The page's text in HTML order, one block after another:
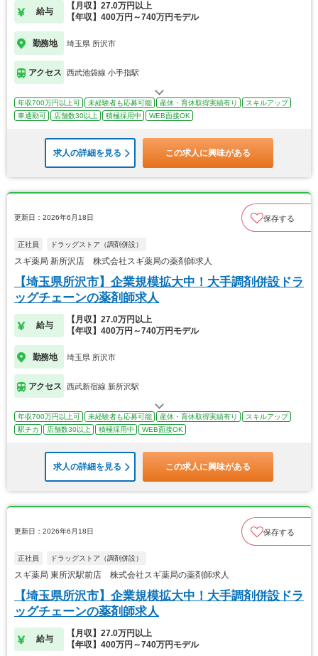
給与
【月収】27.0万円以上
【年収】400万円～740万円モデル
勤務地 埼玉県 所沢市
アクセス 西武池袋線 小手指駅
年収700万円以上可 未経験者も応募可能 産休・育休取得実績有り
スキルアップ
車通勤可
店舗数30以上 積極採用中 WEB面接OK
求人の詳細を見る この求人に興味がある
更新日：2026年6月18日 保存する
正社員 ドラッグストア（調剤併設）
スギ薬局 新所沢店 株式会社スギ薬局の薬剤師求人
【埼玉県所沢市】企業規模拡大中！大手調剤併設ドラ
ッグチェーンの薬剤師求人
給与
【月収】27.0万円以上
【年収】400万円～740万円モデル
勤務地 埼玉県 所沢市
アクセス 西武新宿線 新所沢駅
年収700万円以上可 未経験者も応募可能 産休・育休取得実績有り
スキルアップ
駅チカ
店舗数30以上 積極採用中 WEB面接OK
求人の詳細を見る この求人に興味がある
更新日：2026年6月18日 保存する
正社員 ドラッグストア（調剤併設）
スギ薬局 東所沢駅前店 株式会社スギ薬局の薬剤師求人
【埼玉県所沢市】企業規模拡大中！大手調剤併設ドラ
ッグチェーンの薬剤師求人
給与
【月収】27.0万円以上
【年収】400万円～740万円モデル